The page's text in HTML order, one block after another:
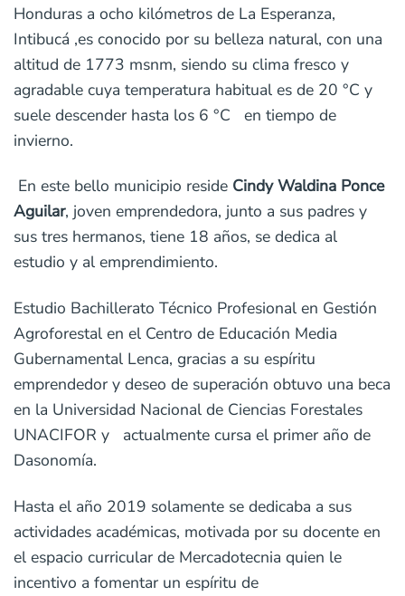
Honduras a ocho kilómetros de La Esperanza,
Intibucá ,es conocido por su belleza natural, con una
altitud de 1773 msnm, siendo su clima fresco y
agradable cuya temperatura habitual es de 20 °C y
suele descender hasta los 6 °C en tiempo de
invierno.
En este bello municipio reside Cindy Waldina Ponce
Aguilar, joven emprendedora, junto a sus padres y
sus tres hermanos, tiene 18 años, se dedica al
estudio y al emprendimiento.
Estudio Bachillerato Técnico Profesional en Gestión
Agroforestal en el Centro de Educación Media
Gubernamental Lenca, gracias a su espíritu
emprendedor y deseo de superación obtuvo una beca
en la Universidad Nacional de Ciencias Forestales
UNACIFOR y actualmente cursa el primer año de
Dasonomía.
Hasta el año 2019 solamente se dedicaba a sus
actividades académicas, motivada por su docente en
el espacio curricular de Mercadotecnia quien le
incentivo a fomentar un espíritu de